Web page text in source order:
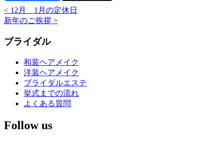
< 12月 1月の定休日
新年のご挨拶 >
ブライダル
和装ヘアメイク
洋装ヘアメイク
ブライダルエステ
挙式までの流れ
よくある質問
Follow us